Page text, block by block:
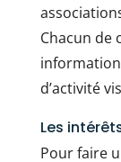
Chacun de
d’activité
Les
Pour faire